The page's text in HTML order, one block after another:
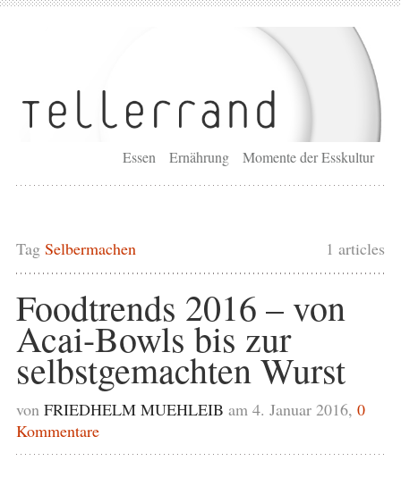
Essen Ernährung Momente der Esskultur
1 articles
Tag Selbermachen
Foodtrends 2016 – von
Acai-Bowls bis zur
selbstgemachten Wurst
von FRIEDHELM MUEHLEIB am 4. Januar 2016, 0
Kommentare